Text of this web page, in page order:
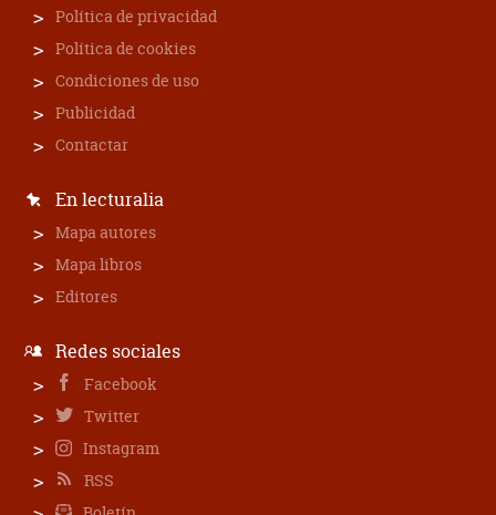
Política de privacidad
Política de cookies
Condiciones de uso
Publicidad
Contactar
En lecturalia
Mapa autores
Mapa libros
Editores
Redes sociales
Facebook
Twitter
Instagram
RSS